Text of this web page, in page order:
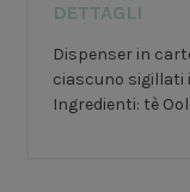
DETTAGLI
Dispenser in
ciascuno sigillati
Ingredienti: tè